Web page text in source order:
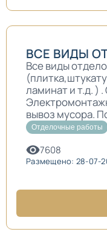
ВСЕ ВИДЫ
Все виды
ламинат и т.д. )
вывоз мусора.
Отделочные работы
7608
Размещено: 28-07-